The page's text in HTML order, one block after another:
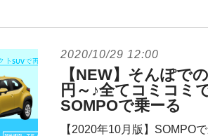
2020/10/29 12:00
【NEW】そんぽで
円～♪全てコミコミ
SOMPOで乗ーる
【2020年10月版】SOMPO